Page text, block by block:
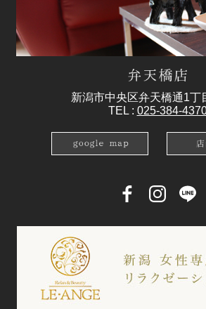
新潟市中央区弁天橋通1丁
TEL : 025-384-